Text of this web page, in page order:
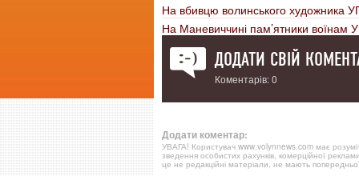
На вбивцю волинського художника
На Маневиччині пам’ятники воїнам
ДОДАТИ СВІЙ
Коментарів: 0
Додати коментар:
УВАГА! Користувач www.volynnews.com має
зведення особистих рахунків, комерційної
це не редакційні матеріали, не мають